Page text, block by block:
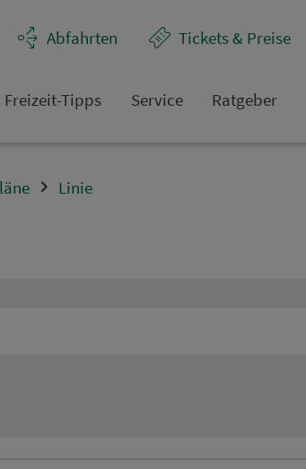
Abfahrten Tickets & Preise
Frei­zeit-Tipps Service Rat­ge­ber
Linie